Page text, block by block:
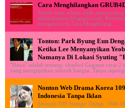
Cara Menghilangkan
Sudah lama admin tidak
ululardiyanto.blogspot.com.
mengenai trik Cara Menghilang...
Tonton: Park Byung Eun
Ketika Lee Menyanyikan
Namanya Di Lokasi Syuting
"Hawa" adalah tentang chaebol Gugatan cerai
yang mengejutkan seluruh bangsa. Tanpa
Nonton Web Drama Korea
Indonesia Tanpa Iklan
Sinopsis 109 Strange Things : Web